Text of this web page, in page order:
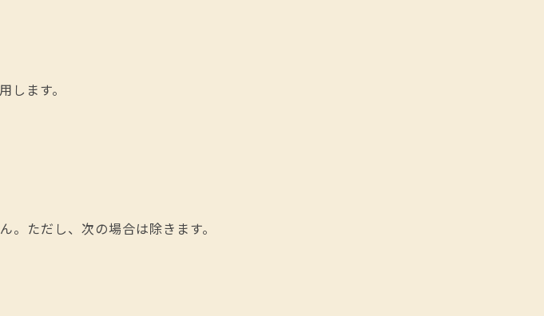
ます。
ただし、次の場合は除きます。